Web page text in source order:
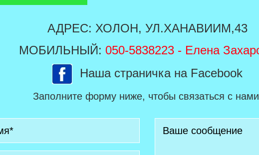
АДРЕС: ХОЛОН, УЛ.ХАНАВИИМ,43
МОБИЛЬНЫЙ: 050-5838223 - Елена
Наша страничка на Facebook
Заполните форму ниже, чтобы связаться с